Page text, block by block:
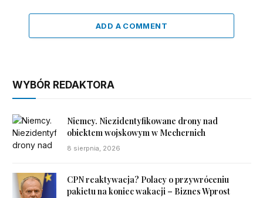
ADD A COMMENT
WYBÓR REDAKTORA
Niemcy. Niezidentyfikowane drony nad
obiektem wojskowym w Mechernich
8 sierpnia, 2026
CPN reaktywacja? Polacy o przywróceniu
pakietu na koniec wakacji – Biznes Wprost